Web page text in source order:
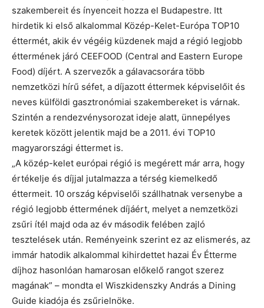
szakembereit és ínyenceit hozza el Budapestre. Itt
hirdetik ki első alkalommal Közép-Kelet-Európa TOP10
éttermét, akik év végéig küzdenek majd a régió legjobb
éttermének járó CEEFOOD (Central and Eastern Europe
Food) díjért. A szervezők a gálavacsorára több
nemzetközi hírű séfet, a díjazott éttermek képviselőit és
neves külföldi gasztronómiai szakembereket is várnak.
Szintén a rendezvénysorozat ideje alatt, ünnepélyes
keretek között jelentik majd be a 2011. évi TOP10
magyarországi éttermet is.
„A közép-kelet európai régió is megérett már arra, hogy
értékelje és díjjal jutalmazza a térség kiemelkedő
éttermeit. 10 ország képviselői szállhatnak versenybe a
régió legjobb éttermének díjáért, melyet a nemzetközi
zsűri ítél majd oda az év második felében zajló
tesztelések után. Reményeink szerint ez az elismerés, az
immár hatodik alkalommal kihirdettet hazai Év Étterme
díjhoz hasonlóan hamarosan előkelő rangot szerez
magának” – mondta el Wiszkidenszky András a Dining
Guide kiadója és zsűrielnöke.